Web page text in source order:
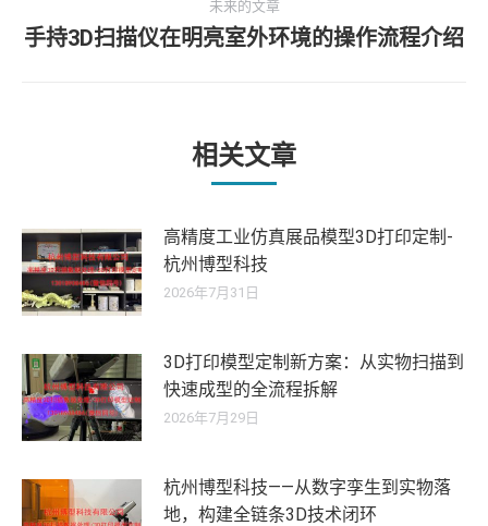
航
的
文
未来的文章
未
章：
手持3D扫描仪在明亮室外环境的操作流程介绍
相关文章
高精度工业仿真展品模型3D打印定制-
杭州博型科技
2026年7月31日
3D打印模型定制新方案：从实物扫描到
快速成型的全流程拆解
2026年7月29日
杭州博型科技——从数字孪生到实物落
地，构建全链条3D技术闭环